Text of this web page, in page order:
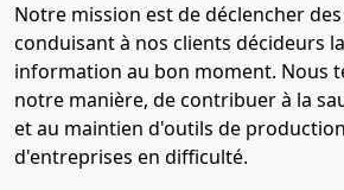
Notre mission est de déclencher
conduisant à nos clients décideurs
information au bon moment. Nous
notre manière, de contribuer à la
et au maintien d'outils de
d'entreprises en difficulté.